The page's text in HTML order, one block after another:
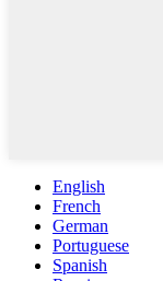
English
French
German
Portuguese
Spanish